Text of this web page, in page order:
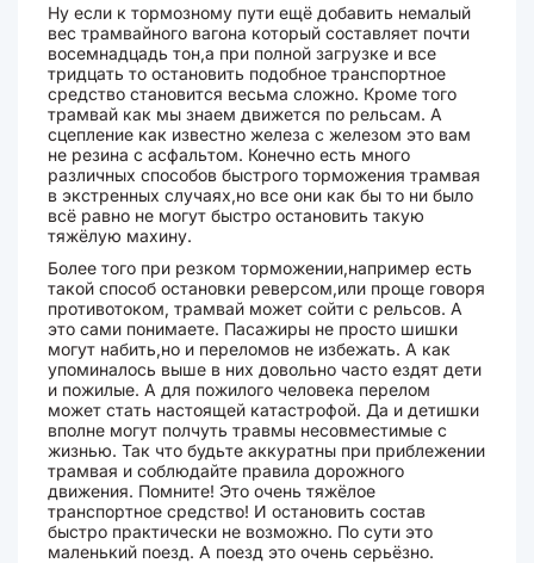
Ну если к тормозному пути ещё добавить немалый
вес трамвайного вагона который составляет почти
восемнадцадь тон,а при полной загрузке и все
тридцать то остановить подобное транспортное
средство становится весьма сложно. Кроме того
трамвай как мы знаем движется по рельсам. А
сцепление как известно железа с железом это вам
не резина с асфальтом. Конечно есть много
различных способов быстрого торможения трамвая
в экстренных случаях,но все они как бы то ни было
всё равно не могут быстро остановить такую
тяжёлую махину.
Более того при резком торможении,например есть
такой способ остановки реверсом,или проще говоря
противотоком, трамвай может сойти с рельсов. А
это сами понимаете. Пасажиры не просто шишки
могут набить,но и переломов не избежать. А как
упоминалось выше в них довольно часто ездят дети
и пожилые. А для пожилого человека перелом
может стать настоящей катастрофой. Да и детишки
вполне могут полчуть травмы несовместимые с
жизнью. Так что будьте аккуратны при приблежении
трамвая и соблюдайте правила дорожного
движения. Помните! Это очень тяжёлое
транспортное средство! И остановить состав
быстро практически не возможно. По сути это
маленький поезд. А поезд это очень серьёзно.